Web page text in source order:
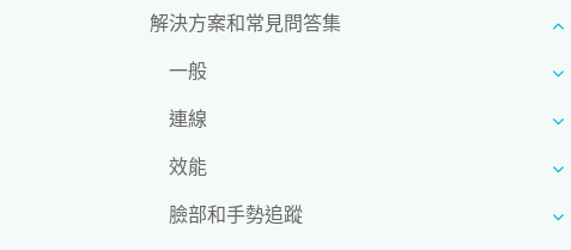
解決方案和常見問答集
一般
連線
效能
臉部和手勢追蹤